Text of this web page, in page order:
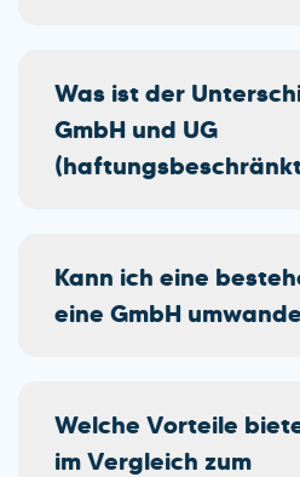
Was ist der
GmbH und UG
Kann ich eine
eine GmbH
Welche Vorteile
im Vergleich zum